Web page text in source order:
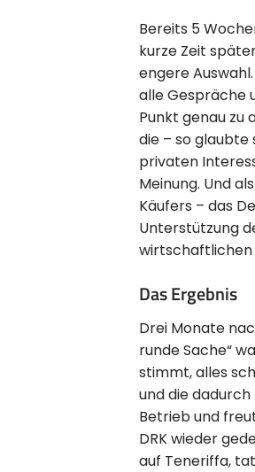
Bereits 5
kurze Zeit
engere
alle Gespräche
Punkt genau zu
die – so glaubte
privaten
Meinung. Und
Käufers – das
Unterstützung
wirtschaftlichen
Das Ergebnis
Drei Monate
runde Sache“
stimmt, alles
und die
Betrieb und
DRK wieder
auf Teneriffa,